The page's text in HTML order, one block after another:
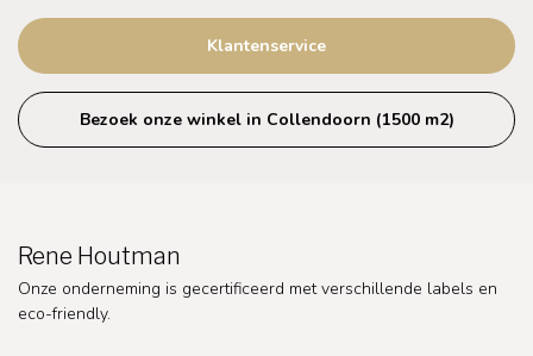
Klantenservice
Bezoek onze winkel in Collendoorn (1500 m2)
Rene Houtman
Onze onderneming is gecertificeerd met verschillende labels en
eco-friendly.